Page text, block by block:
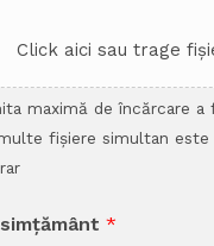
Click aici sau trage
maximă de încărcare
fișiere simultan este
*